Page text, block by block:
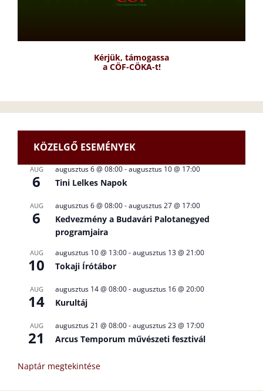
Kérjük, támogassa
a CÖF-CÖKA-t!
KÖZELGŐ ESEMÉNYEK
AUG
6
augusztus 6 @ 08:00-augusztus 10 @ 17:00
Tini Lelkes Napok
AUG
6
augusztus 6 @ 08:00-augusztus 27 @ 17:00
Kedvezmény a Budavári Palotanegyed
programjaira
AUG
10
augusztus 10 @ 13:00-augusztus 13 @ 21:00
Tokaji Írótábor
AUG
14
augusztus 14 @ 08:00-augusztus 16 @ 20:00
Kurultáj
AUG
21
augusztus 21 @ 08:00-augusztus 23 @ 17:00
Arcus Temporum művészeti fesztivál
Naptár megtekintése